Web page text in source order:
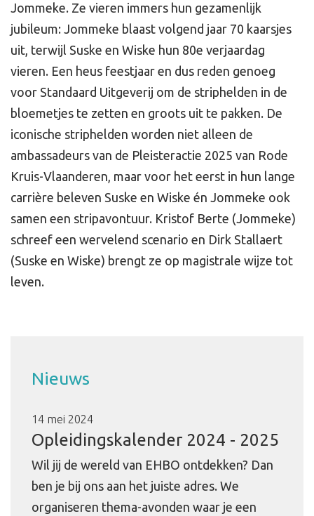
Jommeke. Ze vieren immers hun gezamenlijk
jubileum: Jommeke blaast volgend jaar 70 kaarsjes
uit, terwijl Suske en Wiske hun 80e verjaardag
vieren. Een heus feestjaar en dus reden genoeg
voor Standaard Uitgeverij om de striphelden in de
bloemetjes te zetten en groots uit te pakken. De
iconische striphelden worden niet alleen de
ambassadeurs van de Pleisteractie 2025 van Rode
Kruis-Vlaanderen, maar voor het eerst in hun lange
carrière beleven Suske en Wiske én Jommeke ook
samen een stripavontuur. Kristof Berte (Jommeke)
schreef een wervelend scenario en Dirk Stallaert
(Suske en Wiske) brengt ze op magistrale wijze tot
leven.
Nieuws
14 mei 2024
Opleidingskalender 2024 - 2025
Wil jij de wereld van EHBO ontdekken? Dan
ben je bij ons aan het juiste adres. We
organiseren thema-avonden waar je een